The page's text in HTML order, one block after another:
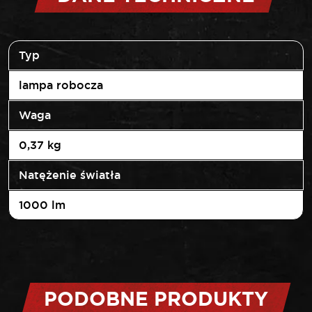
Typ
lampa robocza
Waga
0,37 kg
Natężenie światła
1000 lm
PODOBNE PRODUKTY